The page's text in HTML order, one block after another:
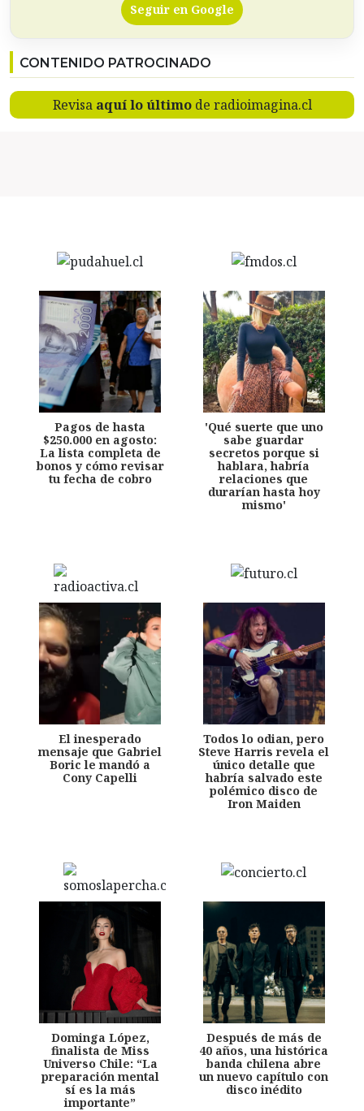
Seguir en Google
CONTENIDO PATROCINADO
Revisa aquí lo últimode radioimagina.cl
Pagos de hasta
$250.000 en agosto:
La lista completa de
bonos y cómo revisar
tu fecha de cobro
'Qué suerte que uno
sabe guardar
secretos porque si
hablara, habría
relaciones que
durarían hasta hoy
mismo'
El inesperado
mensaje que Gabriel
Boric le mandó a
Cony Capelli
Todos lo odian, pero
Steve Harris revela el
único detalle que
habría salvado este
polémico disco de
Iron Maiden
Dominga López,
finalista de Miss
Universo Chile: “La
preparación mental
sí es la más
importante”
Después de más de
40 años, una histórica
banda chilena abre
un nuevo capítulo con
disco inédito